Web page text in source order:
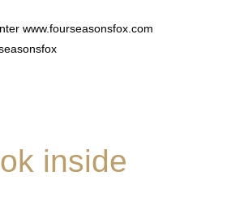
www.fourseasonsfox.com
inside